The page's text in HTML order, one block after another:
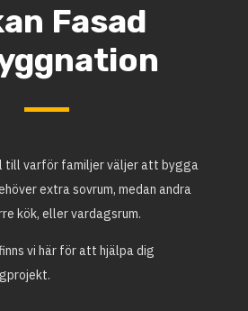
Fasad
till varför familjer väljer att bygga
extra sovrum, medan andra
kök, eller vardagsrum.
vi här för att hjälpa dig